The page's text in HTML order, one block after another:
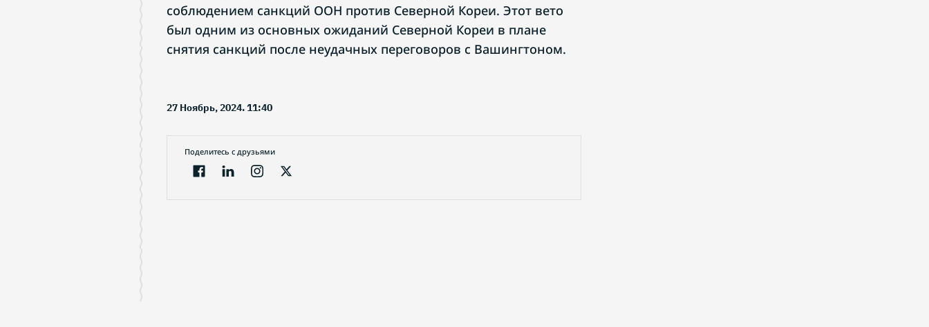
соблюдением санкций ООН против Северной Кореи. Этот вето
был одним из основных ожиданий Северной Кореи в плане
снятия санкций после неудачных переговоров с Вашингтоном.
27 Ноябрь, 2024. 11:40
Поделитесь с друзьями